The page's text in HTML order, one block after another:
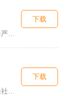
下载
爱魅主打线上直播与同城轻社交融合服务，整合影音直播、兴趣社群...
下载